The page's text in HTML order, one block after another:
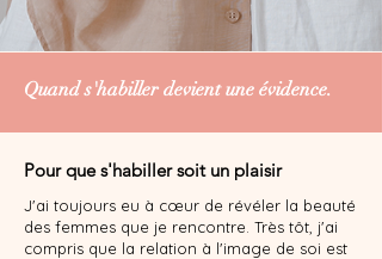
Quand s'habiller devient une évidence.
Pour que s'habiller soit un plaisir
J'ai toujours eu à cœur de révéler la beauté
des femmes que je rencontre. Très tôt, j'ai
compris que la relation à l'image de soi est